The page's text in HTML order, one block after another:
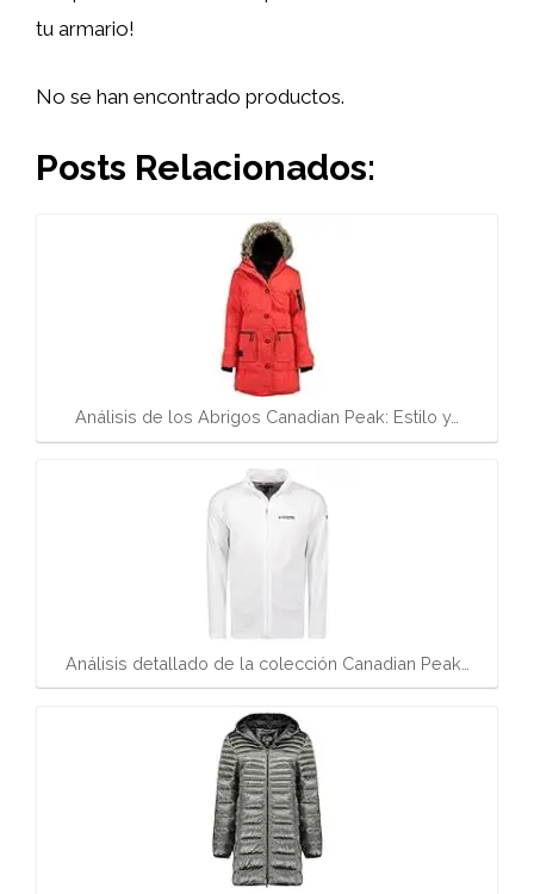
tu armario!
No se han encontrado productos.
Posts Relacionados:
Análisis de los Abrigos Canadian Peak: Estilo y…
Análisis detallado de la colección Canadian Peak…